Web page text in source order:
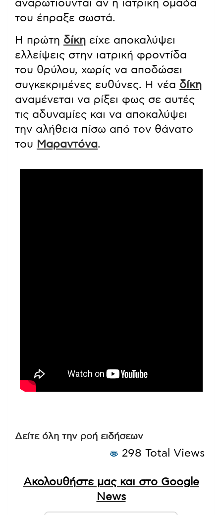
αναρωτιούνται αν η ιατρική ομάδα
του έπραξε σωστά.
Η πρώτη δίκη είχε αποκαλύψει
ελλείψεις στην ιατρική φροντίδα
του θρύλου, χωρίς να αποδώσει
συγκεκριμένες ευθύνες. Η νέα δίκη
αναμένεται να ρίξει φως σε αυτές
τις αδυναμίες και να αποκαλύψει
την αλήθεια πίσω από τον θάνατο
του Μαραντόνα.
Δείτε όλη την ροή ειδήσεων
298 Total Views
Ακολουθήστε μας και στο Google
News